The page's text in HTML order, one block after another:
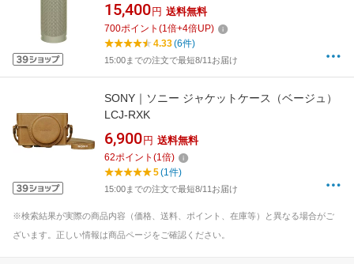
15,400 円 送料無料
700ポイント (1倍+4倍UP)
4.33(6件)
15:00までの注文で最短8/11お届け
SONY｜ソニー ジャケットケース（ベージュ）
LCJ-RXK
6,900 円 送料無料
62ポイント (1倍)
5(1件)
15:00までの注文で最短8/11お届け
※検索結果が実際の商品内容（価格、送料、ポイント、在庫等）と異なる場合がご
ざいます。正しい情報は商品ページをご確認ください。